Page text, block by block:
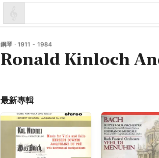
鋼琴 · 1911 - 1984
Ronald Kinloch
最新專輯